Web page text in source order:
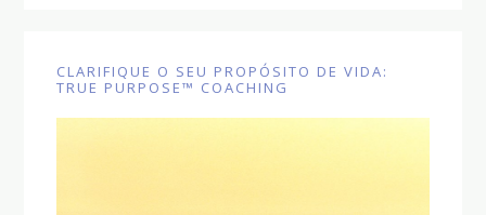
CLARIFIQUE O SEU PROPÓSITO DE VIDA:
TRUE PURPOSE™ COACHING